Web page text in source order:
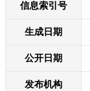
信息索引号
生成日期
公开日期
发布机构